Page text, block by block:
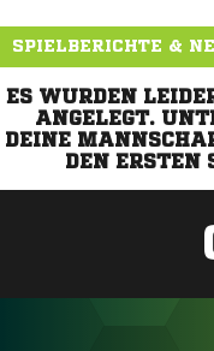
SPIELBERICHTE &
ES WURDEN
ANGELEGT.
DEINE
DEN ERSTEN